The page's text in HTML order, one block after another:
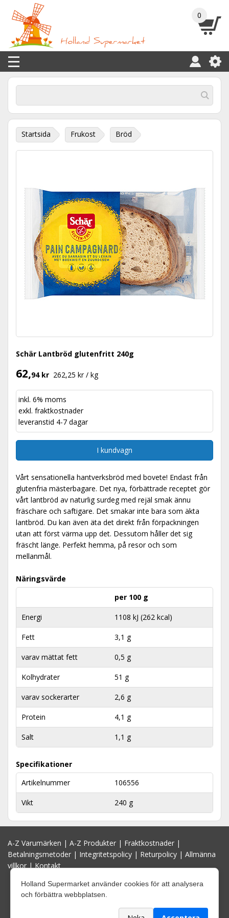
0
Startsida Frukost Bröd
Schär Lantbröd glutenfritt 240g
62,94 kr 262,25 kr / kg
inkl. 6% moms
exkl. fraktkostnader
leveranstid 4-7 dagar
I kundvagn
Vårt sensationella hantverksbröd med bovete! Endast från
glutenfria mästerbagare. Det nya, förbättrade receptet gör
vårt lantbröd av naturlig surdeg med rejäl smak ännu
fräschare och saftigare. Det smakar inte bara som äkta
lantbröd. Du kan även äta det direkt från förpackningen
utan att först värma upp det. Dessutom håller det sig
fräscht länge. Perfekt hemma, på resor och som
mellanmål.
Näringsvärde
per 100 g
Energi 1108 kJ (262 kcal)
Fett 3,1 g
varav mättat fett 0,5 g
Kolhydrater 51 g
varav sockerarter 2,6 g
Protein 4,1 g
Salt 1,1 g
Specifikationer
Artikelnummer
106556
Vikt 240 g
A-Z Varumärken | A-Z Produkter | Fraktkostnader |
Betalningsmetoder | Integritetspolicy | Returpolicy | Allmänna
villkor|Kontakt
Holland Supermarket använder cookies för att analysera
och förbättra webbplatsen.